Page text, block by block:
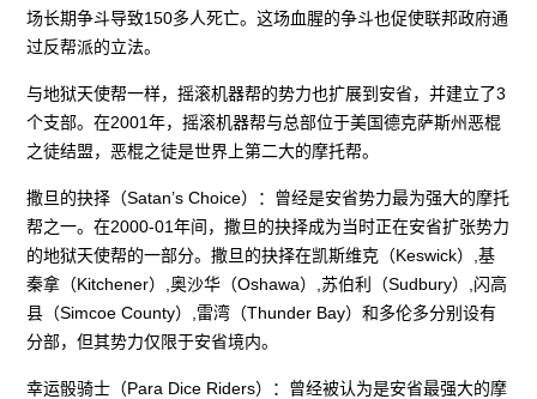
场长期争斗导致150多人死亡。这场血腥的争斗也促使联邦政府通
过反帮派的立法。
与地狱天使帮一样，摇滚机器帮的势力也扩展到安省，并建立了3
个支部。在2001年，摇滚机器帮与总部位于美国德克萨斯州恶棍
之徒结盟，恶棍之徒是世界上第二大的摩托帮。
撒旦的抉择（Satan’s Choice）：曾经是安省势力最为强大的摩托
帮之一。在2000-01年间，撒旦的抉择成为当时正在安省扩张势力
的地狱天使帮的一部分。撒旦的抉择在凯斯维克（Keswick）,基
秦拿（Kitchener）,奥沙华（Oshawa）,苏伯利（Sudbury）,闪高
县（Simcoe County）,雷湾（Thunder Bay）和多伦多分别设有
分部，但其势力仅限于安省境内。
幸运骰骑士（Para Dice Riders）：曾经被认为是安省最强大的摩